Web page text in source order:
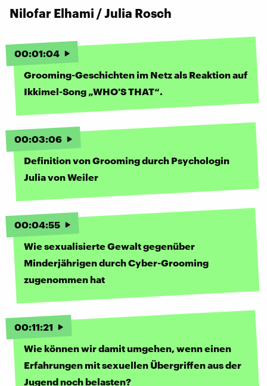
Nilofar Elhami / Julia Rosch
00:01:04
Grooming-Geschichten im Netz als Reaktion auf
Ikkimel-Song „WHO'S THAT“.
00:03:06
Definition von Grooming durch Psychologin
Julia von Weiler
00:04:55
Wie sexualisierte Gewalt gegenüber
Minderjährigen durch Cyber-Grooming
zugenommen hat
00:11:21
Wie können wir damit umgehen, wenn einen
Erfahrungen mit sexuellen Übergriffen aus der
Jugend noch belasten?